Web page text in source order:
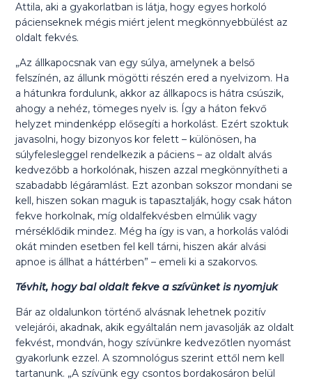
Attila, aki a gyakorlatban is látja, hogy egyes horkoló
pácienseknek mégis miért jelent megkönnyebbülést az
oldalt fekvés.
„Az állkapocsnak van egy súlya, amelynek a belső
felszínén, az állunk mögötti részén ered a nyelvizom. Ha
a hátunkra fordulunk, akkor az állkapocs is hátra csúszik,
ahogy a nehéz, tömeges nyelv is. Így a háton fekvő
helyzet mindenképp elősegíti a horkolást. Ezért szoktuk
javasolni, hogy bizonyos kor felett – különösen, ha
súlyfelesleggel rendelkezik a páciens – az oldalt alvás
kedvezőbb a horkolónak, hiszen azzal megkönnyítheti a
szabadabb légáramlást. Ezt azonban sokszor mondani se
kell, hiszen sokan maguk is tapasztalják, hogy csak háton
fekve horkolnak, míg oldalfekvésben elmúlik vagy
mérséklődik mindez. Még ha így is van, a horkolás valódi
okát minden esetben fel kell tárni, hiszen akár alvási
apnoe is állhat a háttérben” – emeli ki a szakorvos.
Tévhit, hogy bal oldalt fekve a szívünket is nyomjuk
Bár az oldalunkon történő alvásnak lehetnek pozitív
velejárói, akadnak, akik egyáltalán nem javasolják az oldalt
fekvést, mondván, hogy szívünkre kedvezőtlen nyomást
gyakorlunk ezzel. A szomnológus szerint ettől nem kell
tartanunk. „A szívünk egy csontos bordakosáron belül